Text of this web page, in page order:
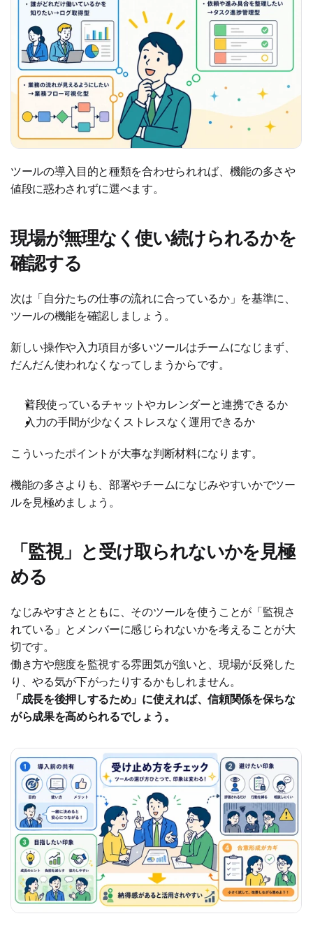
ツールの導入目的と種類を合わせられれば、機能の多さや
値段に惑わされずに選べます。
現場が無理なく使い続けられるかを
確認する
次は「自分たちの仕事の流れに合っているか」を基準に、
ツールの機能を確認しましょう。
新しい操作や入力項目が多いツールはチームになじまず、
だんだん使われなくなってしまうからです。
普段使っているチャットやカレンダーと連携できるか
入力の手間が少なくストレスなく運用できるか
こういったポイントが大事な判断材料になります。
機能の多さよりも、部署やチームになじみやすいかでツー
ルを見極めましょう。
「監視」と受け取られないかを見極
める
なじみやすさとともに、そのツールを使うことが「監視さ
れている」とメンバーに感じられないかを考えることが大
切です。
働き方や態度を監視する雰囲気が強いと、現場が反発した
り、やる気が下がったりするかもしれません。
「成長を後押しするため」に使えれば、信頼関係を保ちな
がら成果を高められるでしょう。